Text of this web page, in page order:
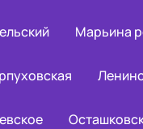
Марьина